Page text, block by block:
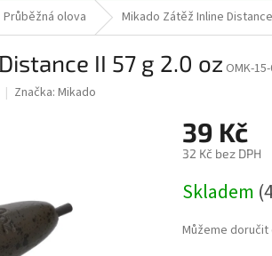
Průběžná olova Mikado Zátěž Inline
II 57 g 2.0 oz OMK-
Značka: Mikado
39 Kč
32 Kč bez DPH
cena:
Skladem
Můžeme doručit